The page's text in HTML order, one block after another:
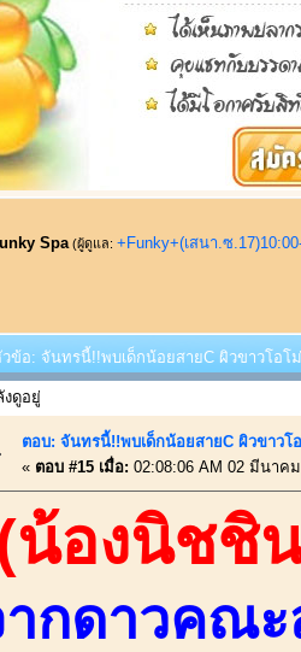
Spa (ผู้ดูแล: +Funky+(เสนา.ซ
ข้อ: จันทรนี้!!พบเด็กน้อยสายC ผิวขาวโอโ
ดูอยู่
ตอบ: จันทรนี้!!พบเด็กน้อยสายC ผิวขาว
« ตอบ #15 เมื่อ: 02:08:06 AM 02 มีนาค
น้องนิชชิ
กดาวคณ